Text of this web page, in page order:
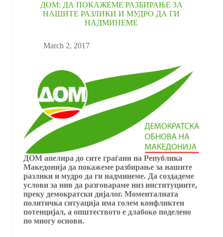
ДОМ: ДА ПОКАЖЕМЕ РАЗБИРАЊЕ ЗА
НАШИТЕ РАЗЛИКИ И МУДРО ДА ГИ
НАДМИНЕМЕ
March 2, 2017
ДОМ апелира до сите граѓани на Република
Македонија да покажеме разбирање за нашите
разлики и мудро да ги надминеме. Да создадеме
услови за нив да разговараме низ институциите,
преку демократски дијалог. Моменталната
политичка ситуација има голем конфликтен
потенцијал, а општеството е длабоко поделено
по многу основи.